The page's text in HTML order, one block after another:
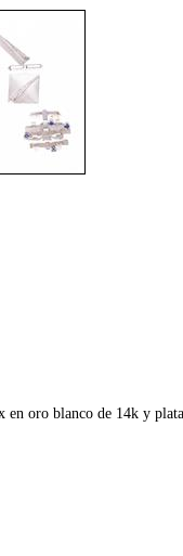
en oro blanco de 14k y